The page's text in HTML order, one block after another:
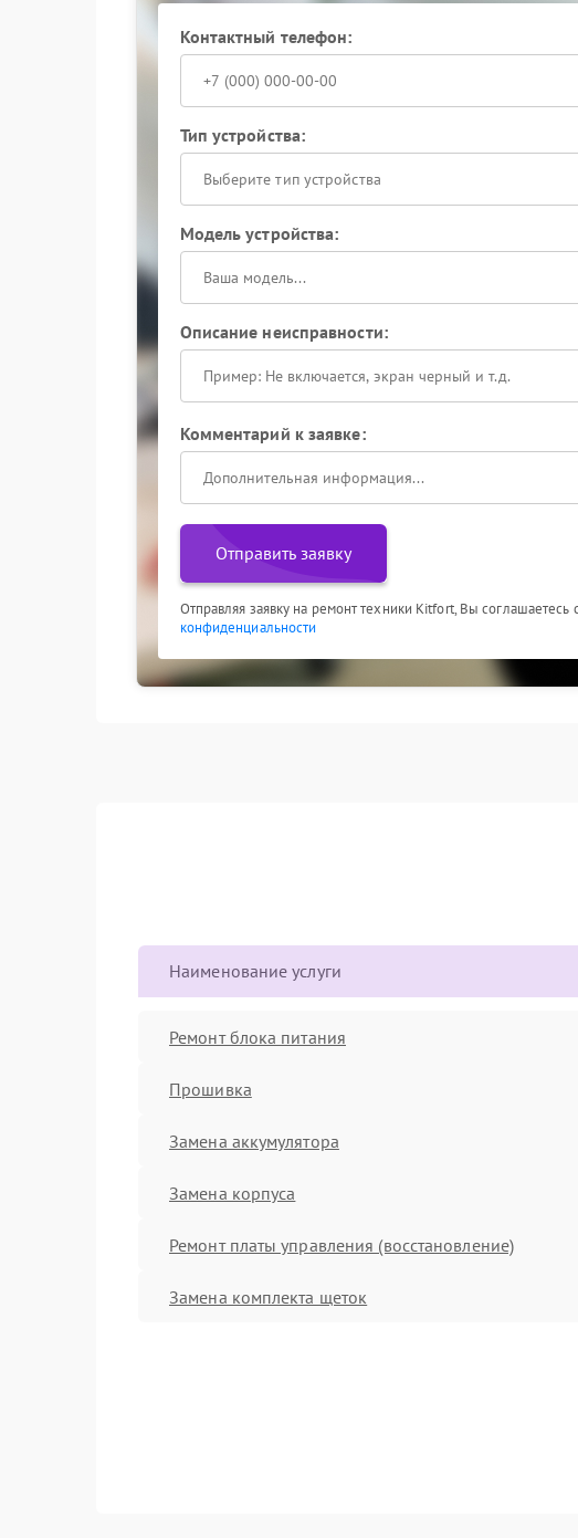
Контактный телефон:
Тип устройства:
Выберите тип устройства
Модель устройства:
Описание неисправности:
Комментарий к заявке:
Отправить заявку
Отправляя заявку на ремонт техники Kitfort, Вы соглашаетесь
конфиденциальности
Наименование услуги
Ремонт блока питания
Прошивка
Замена аккумулятора
Замена корпуса
Ремонт платы управления (восстановление)
Замена комплекта щеток